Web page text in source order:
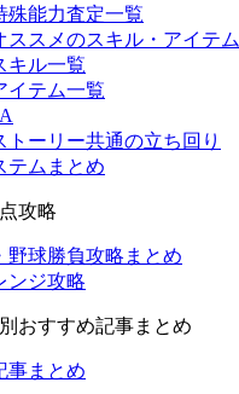
殊能力査定一覧
ススメのスキル・アイテム
キル一覧
イテム一覧
トーリー共通の立ち回り
テムまとめ
攻略
野球勝負攻略まとめ
ンジ攻略
おすすめ記事まとめ
事まとめ